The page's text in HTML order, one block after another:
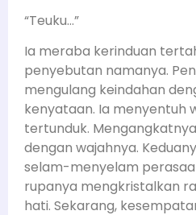
“Teuku…”
Ia meraba kerinduan
penyebutan namanya.
mengulang keindahan
kenyataan. Ia menyentuh
tertunduk.
dengan wajahnya.
selam-menyelam
rupanya mengkristalkan
hati. Sekarang,